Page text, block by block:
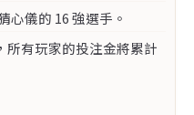
心儀的 16 強選手。
，所有玩家的投注金將累計